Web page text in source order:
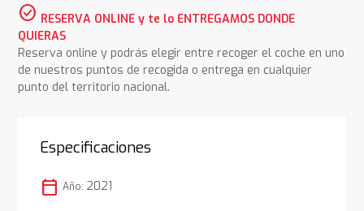
check_circle RESERVA ONLINE y te lo ENTREGAMOS DONDE
QUIERAS
Reserva online y podrás elegir entre recoger el coche en uno
de nuestros puntos de recogida o entrega en cualquier
punto del territorio nacional.
Especificaciones
calendar_today Año: 2021